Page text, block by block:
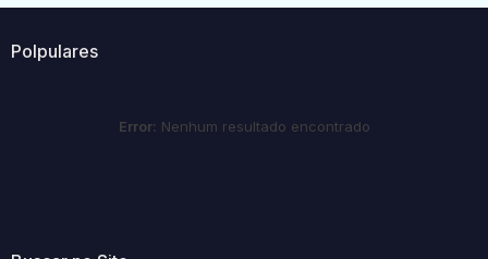
Polpulares
Error: Nenhum resultado encontrado